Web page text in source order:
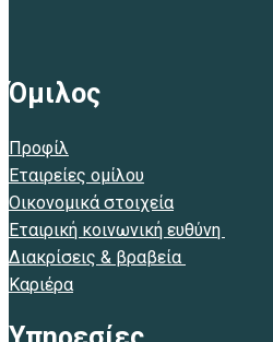
Όμιλος
Προφίλ
Εταιρείες ομίλου
Οικονομικά στοιχεία
Εταιρική κοινωνική ευθύνη
Διακρίσεις & βραβεία
Καριέρα